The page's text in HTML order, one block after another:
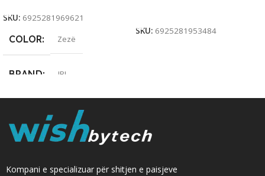
SKU: 6925281969621
COLOR Zezë
BRAND JBL
SKU: 6925281953484
Kompani e specializuar për shitjen e paisjeve